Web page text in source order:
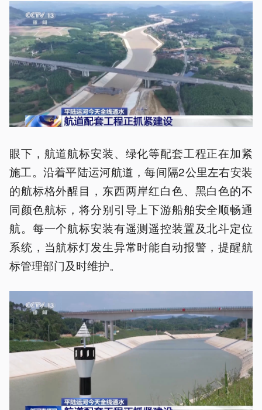
眼下，航道航标安装、绿化等配套工程正在加紧
施工。沿着平陆运河航道，每间隔2公里左右安装
的航标格外醒目，东西两岸红白色、黑白色的不
同颜色航标，将分别引导上下游船舶安全顺畅通
航。每一个航标安装有遥测遥控装置及北斗定位
系统，当航标灯发生异常时能自动报警，提醒航
标管理部门及时维护。